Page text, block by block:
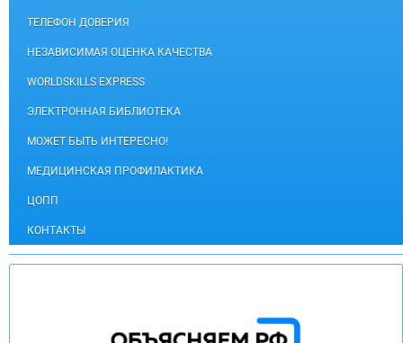
ТЕЛЕФОН ДОВЕРИЯ
НЕЗАВИСИМАЯ ОЦЕНКА КАЧЕСТВА
WORLDSKILLS EXPRESS
ЭЛЕКТРОННАЯ БИБЛИОТЕКА
МОЖЕТ БЫТЬ ИНТЕРЕСНО!
МЕДИЦИНСКАЯ ПРОФИЛАКТИКА
ЦОПП
КОНТАКТЫ